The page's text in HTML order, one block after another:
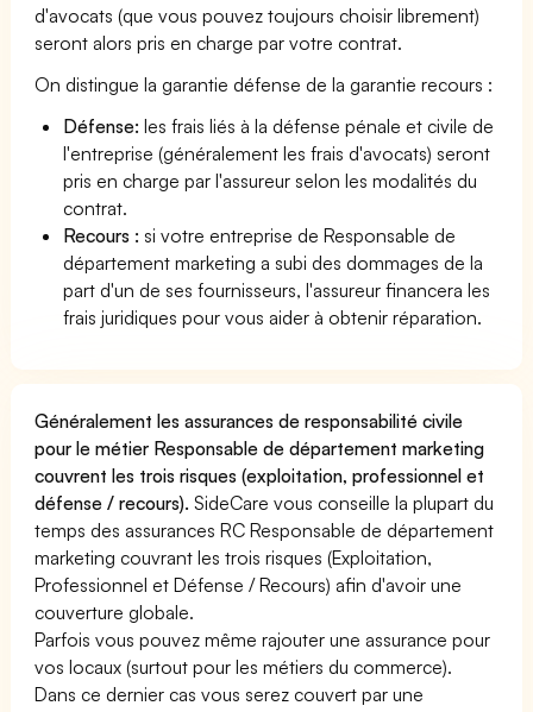
d'avocats (que vous pouvez toujours choisir librement)
seront alors pris en charge par votre contrat.
On distingue la garantie défense de la garantie recours :
Défense: les frais liés à la défense pénale et civile de
l'entreprise (généralement les frais d'avocats) seront
pris en charge par l'assureur selon les modalités du
contrat.
Recours : si votre entreprise de Responsable de
département marketing a subi des dommages de la
part d'un de ses fournisseurs, l'assureur financera les
frais juridiques pour vous aider à obtenir réparation.
Généralement les assurances de responsabilité civile
pour le métier Responsable de département marketing
couvrent les trois risques (exploitation, professionnel et
défense / recours). SideCare vous conseille la plupart du
temps des assurances RC Responsable de département
marketing couvrant les trois risques (Exploitation,
Professionnel et Défense / Recours) afin d'avoir une
couverture globale.
Parfois vous pouvez même rajouter une assurance pour
vos locaux (surtout pour les métiers du commerce).
Dans ce dernier cas vous serez couvert par une